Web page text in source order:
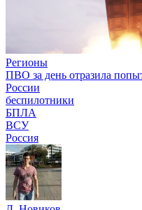
Регионы
ПВО за день отразила
России
беспилотники
БПЛА
ВСУ
Россия